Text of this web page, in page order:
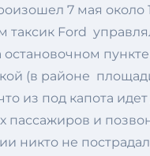
7 мая около
Ford
остановочном
(в районе
из под капота
пассажиров и
никто не